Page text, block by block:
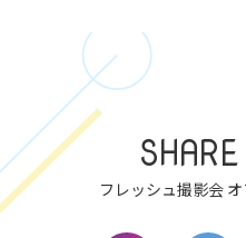
フレッシュ撮影会